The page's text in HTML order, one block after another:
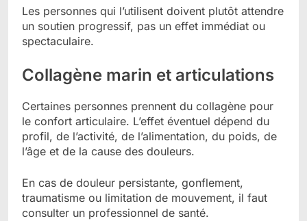
Les personnes qui l’utilisent doivent plutôt attendre
un soutien progressif, pas un effet immédiat ou
spectaculaire.
Collagène marin et articulations
Certaines personnes prennent du collagène pour
le confort articulaire. L’effet éventuel dépend du
profil, de l’activité, de l’alimentation, du poids, de
l’âge et de la cause des douleurs.
En cas de douleur persistante, gonflement,
traumatisme ou limitation de mouvement, il faut
consulter un professionnel de santé.